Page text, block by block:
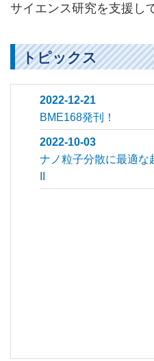
サイエンス研究を支援し
トピックス
2022-12-21
BME168発刊！
2022-10-03
ナノ粒子分散に最適な